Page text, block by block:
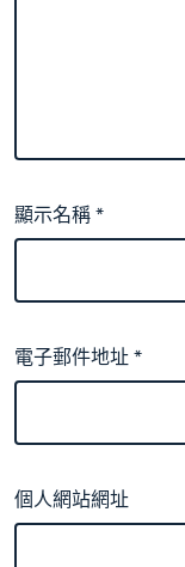
顯示名稱*
電子郵件地址*
個人網站網址